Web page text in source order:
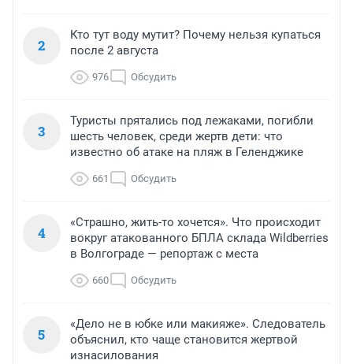
2
Кто тут воду мутит? Почему нельзя купаться
после 2 августа
976 Обсудить
3
Туристы прятались под лежаками, погибли
шесть человек, среди жертв дети: что
известно об атаке на пляж в Геленджике
661 Обсудить
4
«Страшно, жить-то хочется». Что происходит
вокруг атакованного БПЛА склада Wildberries
в Волгограде — репортаж с места
660 Обсудить
5
«Дело не в юбке или макияже». Следователь
объяснил, кто чаще становится жертвой
изнасилования